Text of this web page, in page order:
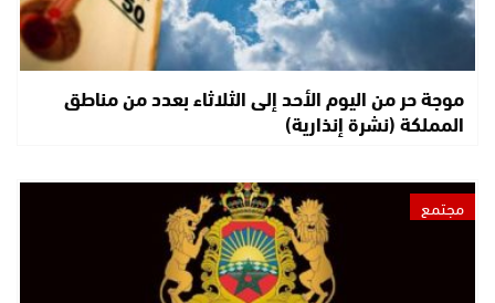
موجة حر من اليوم الأحد إلى الثلاثاء بعدد من مناطق
المملكة (نشرة إنذارية)
مجتمع